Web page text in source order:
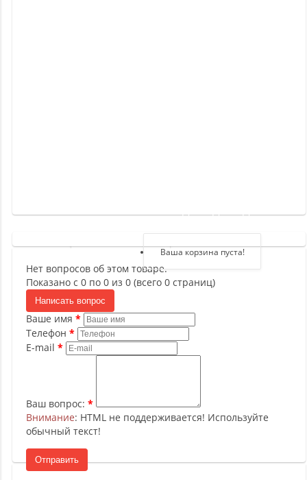
Регистрация
Авторизация
Ваша корзина пуста!
Нет вопросов об этом товаре.
Показано с 0 по 0 из 0 (всего 0 страниц)
Написать вопрос
Ваше имя
Телефон
E-mail
Ваш вопрос:
Внимание: HTML не поддерживается! Используйте
обычный текст!
Отправить